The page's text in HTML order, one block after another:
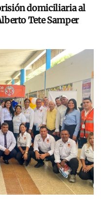
domiciliaria al
Tete Samper